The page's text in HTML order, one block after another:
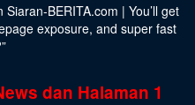
BERITA.com | You’ll get
exposure, and super fast
dan Halaman 1